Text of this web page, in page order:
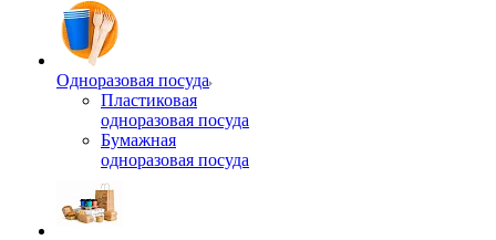
Одноразовая посуда
Пластиковая
одноразовая посуда
Бумажная
одноразовая посуда